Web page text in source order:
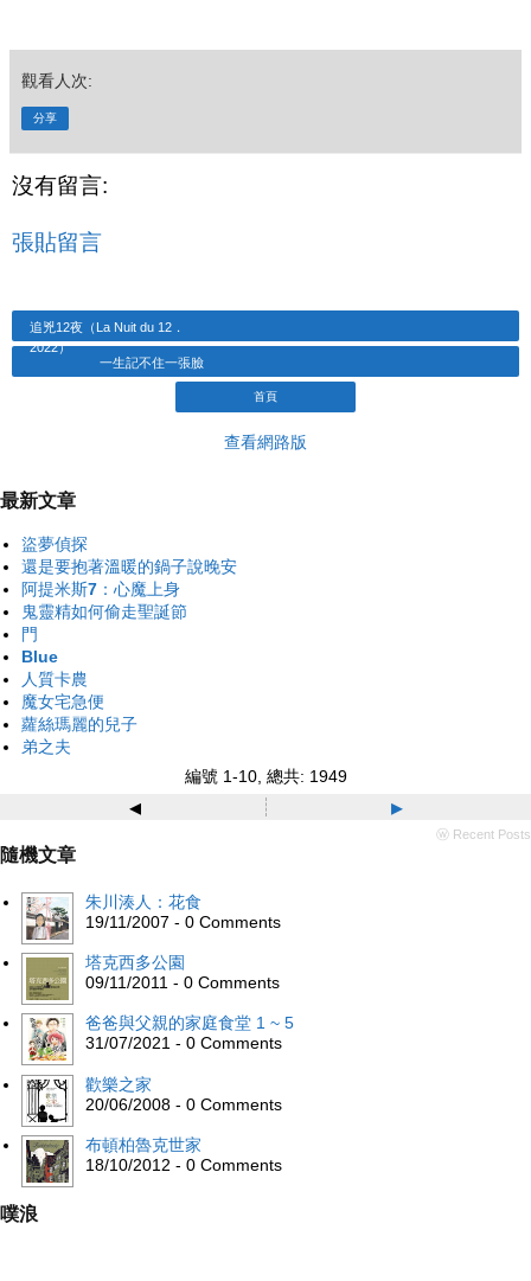
觀看人次:
分享
沒有留言:
張貼留言
追兇12夜（La Nuit du 12．
2022）
一生記不住一張臉
首頁
查看網路版
最新文章
盜夢偵探
還是要抱著溫暖的鍋子說晚安
阿提米斯7：心魔上身
鬼靈精如何偷走聖誕節
門
Blue
人質卡農
魔女宅急便
蘿絲瑪麗的兒子
弟之夫
編號 1-10, 總共: 1949
◂ ▸
ⓦ Recent Posts
隨機文章
朱川湊人：花食
19/11/2007 - 0 Comments
塔克西多公園
09/11/2011 - 0 Comments
爸爸與父親的家庭食堂 1 ~ 5
31/07/2021 - 0 Comments
歡樂之家
20/06/2008 - 0 Comments
布頓柏魯克世家
18/10/2012 - 0 Comments
噗浪